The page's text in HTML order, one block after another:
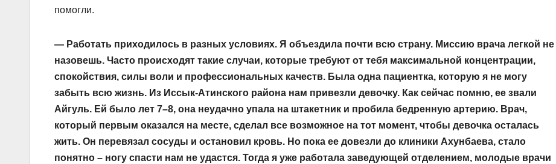
помогли.
— Работать приходилось в разных условиях. Я объездила почти всю страну. Миссию врача легкой не
назовешь. Часто происходят такие случаи, которые требуют от тебя максимальной концентрации,
спокойствия, силы воли и профессиональных качеств. Была одна пациентка, которую я не могу
забыть всю жизнь. Из Иссык-Атинского района нам привезли девочку. Как сейчас помню, ее звали
Айгуль. Ей было лет 7–8, она неудачно упала на штакетник и пробила бедренную артерию. Врач,
который первым оказался на месте, сделал все возможное на тот момент, чтобы девочка осталась
жить. Он перевязал сосуды и остановил кровь. Но пока ее довезли до клиники Ахунбаева, стало
понятно – ногу спасти нам не удастся. Тогда я уже работала заведующей отделением, молодые врачи